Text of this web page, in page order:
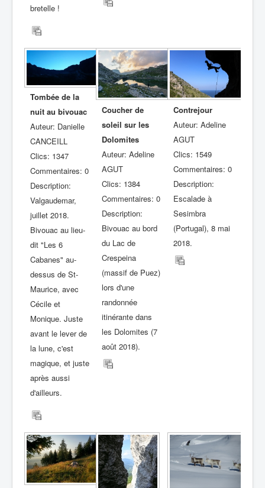
bretelle !
Tombée de la
nuit au bivouac
Auteur: Danielle
CANCEILL
Clics: 1347
Commentaires: 0
Description:
Valgaudemar,
juillet 2018.
Bivouac au lieu-
dit "Les 6
Cabanes" au-
dessus de St-
Maurice, avec
Cécile et
Monique. Juste
avant le lever de
la lune, c'est
magique, et juste
après aussi
d'ailleurs.
Coucher de
soleil sur les
Dolomites
Auteur: Adeline
AGUT
Clics: 1384
Commentaires: 0
Description:
Bivouac au bord
du Lac de
Crespeina
(massif de Puez)
lors d'une
randonnée
itinérante dans
les Dolomites (7
août 2018).
Contrejour
Auteur: Adeline
AGUT
Clics: 1549
Commentaires: 0
Description:
Escalade à
Sesimbra
(Portugal), 8 mai
2018.